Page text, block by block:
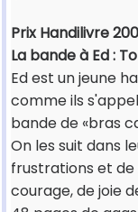
Prix Handilivre
La bande à Ed :
Ed est un jeune
comme ils
bande de «bras
On les suit dans
frustrations et de
courage, de joie